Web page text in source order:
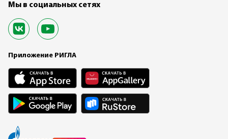
Мы в социальных сетях
Приложение РИГЛА